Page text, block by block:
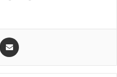
Telegram